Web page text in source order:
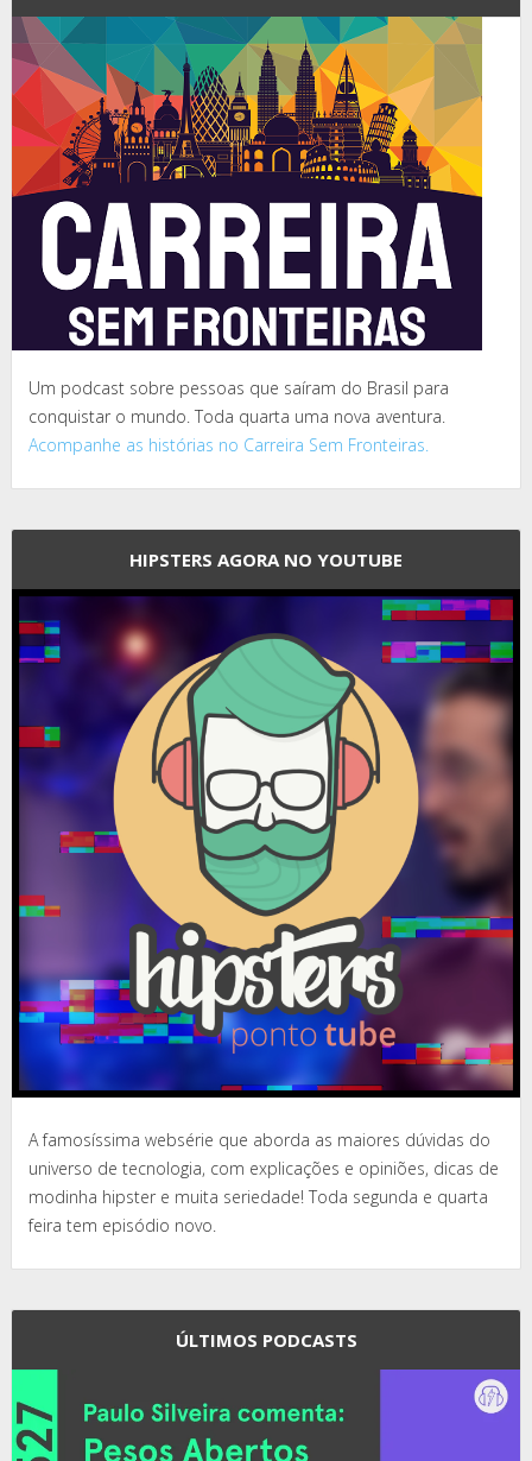
Um podcast sobre pessoas que saíram do Brasil para
conquistar o mundo. Toda quarta uma nova aventura.
Acompanhe as histórias no Carreira Sem Fronteiras.
HIPSTERS AGORA NO YOUTUBE
A famosíssima websérie que aborda as maiores dúvidas do
universo de tecnologia, com explicações e opiniões, dicas de
modinha hipster e muita seriedade! Toda segunda e quarta
feira tem episódio novo.
ÚLTIMOS PODCASTS